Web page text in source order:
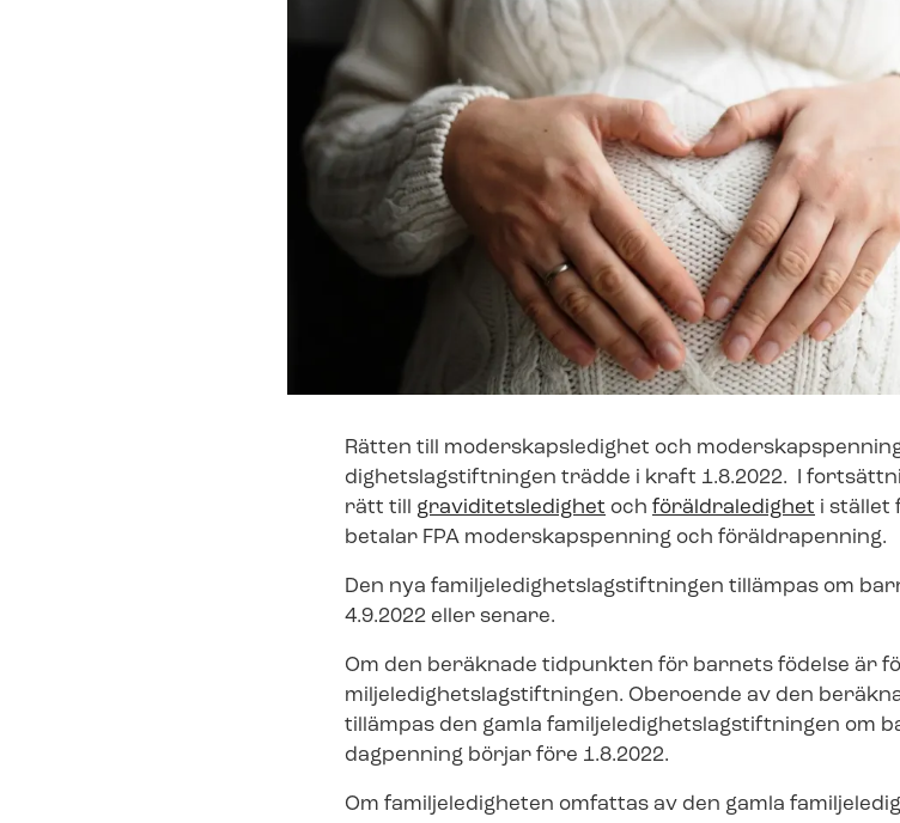
Rätten till mo­der­skaps­le­dig­het och
dig­hets­lag­stift­ning­en trädde i kraft 1.8.2022. I
rätt till gra­vi­di­tets­le­dig­het och föräldraledighet i stället
betalar FPA moderskapspenning och föräldrapenning.
Den nya fa­mil­je­le­dig­hets­lag­stift­ning­en tillämpas om
4.9.2022 eller senare.
Om den beräknade tidpunkten för barnets födelse är
mil­je­le­dig­hets­lag­stift­ning­en. Oberoende av den
tillämpas den gamla fa­mil­je­le­dig­hets­lag­stift­ning­en om
dag­pen­ning börjar före 1.8.2022.
Om familjeledigheten omfattas av den gamla